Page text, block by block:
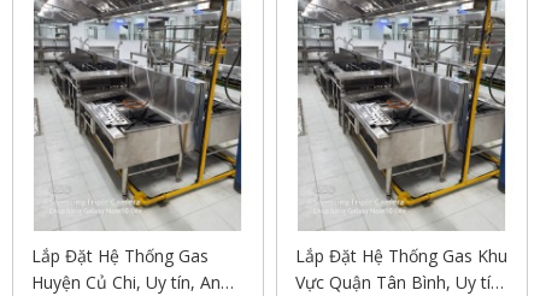
Lắp Đặt Hệ Thống Gas
Huyện Củ Chi, Uy tín, An
Lắp Đặt Hệ Thống Gas Khu
Vực Quận Tân Bình, Uy tín,